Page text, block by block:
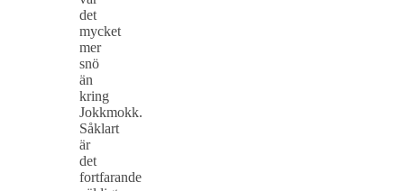
det
mycket
mer
snö
än
kring
Jokkmokk.
Såklart
är
det
fortfarande